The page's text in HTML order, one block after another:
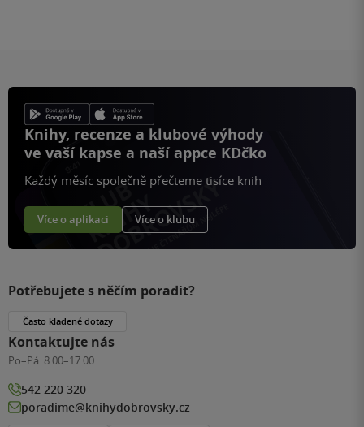
Knihy, recenze a klubové výhody
ve vaší kapse a naší appce KDčko
Každý měsíc společně přečteme tisíce knih
Více o aplikaci Více o klubu
Potřebujete s něčím poradit?
Často kladené dotazy
Kontaktujte nás
Po–Pá: 8:00–17:00
542 220 320
poradime@knihydobrovsky.cz